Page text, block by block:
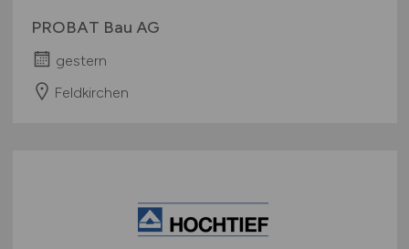
PROBAT Bau AG
gestern
Feldkirchen